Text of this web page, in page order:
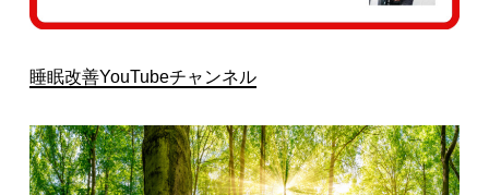
睡眠改善YouTubeチャンネル